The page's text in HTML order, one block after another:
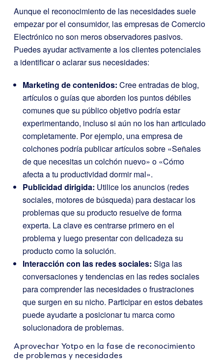
Aunque el reconocimiento de las necesidades suele
empezar por el consumidor, las empresas de Comercio
Electrónico no son meros observadores pasivos.
Puedes ayudar activamente a los clientes potenciales
a identificar o aclarar sus necesidades:
Marketing de contenidos: Cree entradas de blog,
artículos o guías que aborden los puntos débiles
comunes que su público objetivo podría estar
experimentando, incluso si aún no los han articulado
completamente. Por ejemplo, una empresa de
colchones podría publicar artículos sobre «Señales
de que necesitas un colchón nuevo» o «Cómo
afecta a tu productividad dormir mal».
Publicidad dirigida: Utilice los anuncios (redes
sociales, motores de búsqueda) para destacar los
problemas que su producto resuelve de forma
experta. La clave es centrarse primero en el
problema y luego presentar con delicadeza su
producto como la solución.
Interacción con las redes sociales: Siga las
conversaciones y tendencias en las redes sociales
para comprender las necesidades o frustraciones
que surgen en su nicho. Participar en estos debates
puede ayudarte a posicionar tu marca como
solucionadora de problemas.
Aprovechar Yotpo en la fase de reconocimiento
de problemas y necesidades